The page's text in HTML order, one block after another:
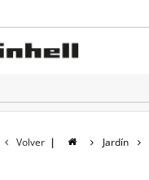
Volver | Jardín